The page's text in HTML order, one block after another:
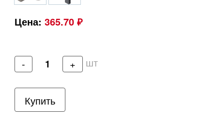
Цена: 365.70 ₽
- + шт
Купить